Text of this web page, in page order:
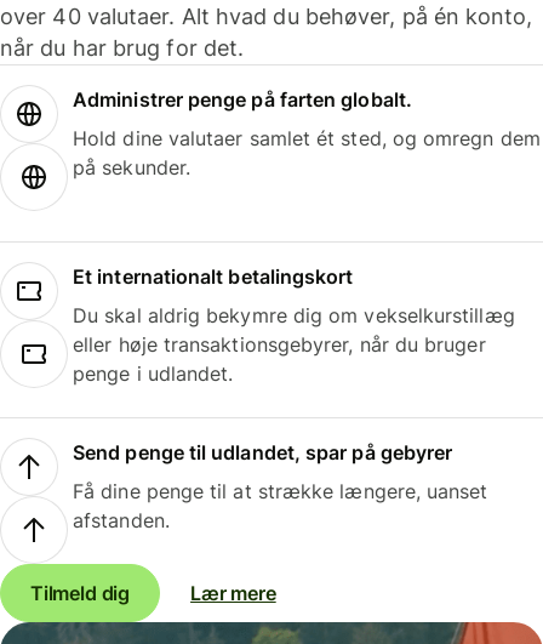
over 40 valutaer. Alt hvad du behøver, på én konto,
når du har brug for det.
Administrer penge på farten globalt.
Hold dine valutaer samlet ét sted, og omregn dem
på sekunder.
Et internationalt betalingskort
Du skal aldrig bekymre dig om vekselkurstillæg
eller høje transaktionsgebyrer, når du bruger
penge i udlandet.
Send penge til udlandet, spar på gebyrer
Få dine penge til at strække længere, uanset
afstanden.
Tilmeld dig Lær mere